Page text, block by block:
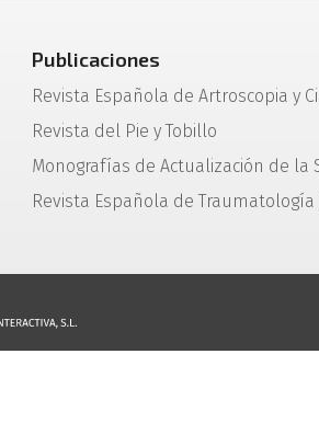
Publicaciones
Revista Española de Artroscopia y
Revista del Pie y Tobillo
Monografías de Actualización de la
Revista Española de Traumatología